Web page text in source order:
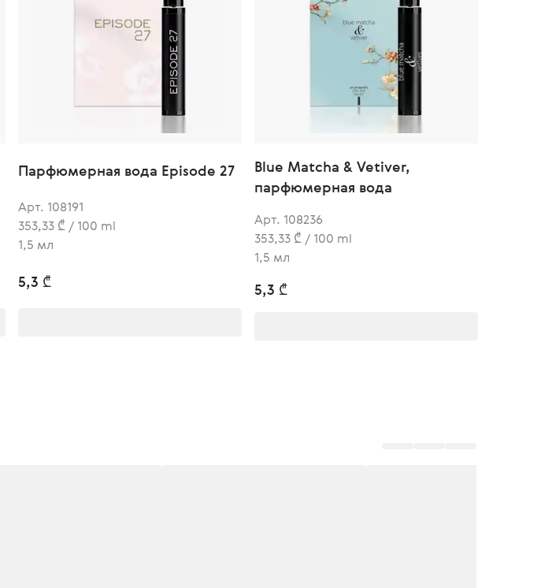
Парфюмерная вода Episode 27
Арт. 108191
353,33 ₾ / 100 ml
1,5 мл
5,3 ₾
Blue Matcha & Vetiver,
парфюмерная вода
Арт. 108236
353,33 ₾ / 100 ml
1,5 мл
5,3 ₾